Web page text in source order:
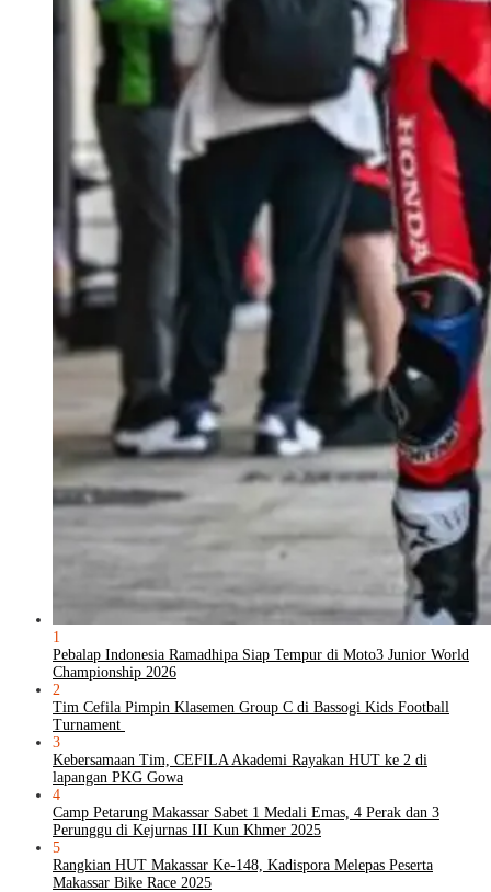
1
Pebalap Indonesia Ramadhipa Siap Tempur di Moto3 Junior World
Championship 2026
2
Tim Cefila Pimpin Klasemen Group C di Bassogi Kids Football
Turnament
3
Kebersamaan Tim, CEFILA Akademi Rayakan HUT ke 2 di
lapangan PKG Gowa
4
Camp Petarung Makassar Sabet 1 Medali Emas, 4 Perak dan 3
Perunggu di Kejurnas III Kun Khmer 2025
5
Rangkian HUT Makassar Ke-148, Kadispora Melepas Peserta
Makassar Bike Race 2025